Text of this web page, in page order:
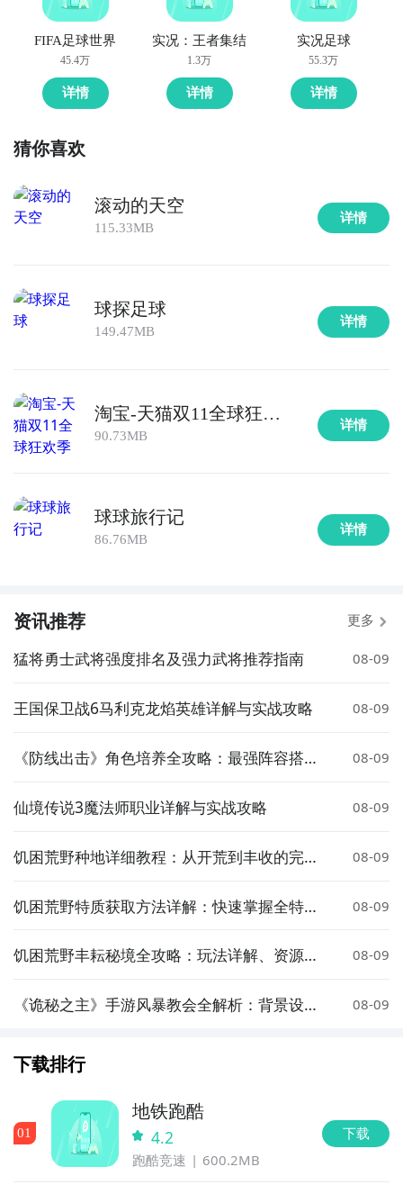
连GD都在玩的游戏APP
FIFA足球世界
45.4万
详情
实况：王者集结
1.3万
详情
实况足球
55.3万
详情
猜你喜欢
滚动的天空
115.33MB
详情
球探足球
149.47MB
详情
淘宝-天猫双11全球狂欢
季
90.73MB
详情
球球旅行记
86.76MB
详情
资讯推荐 更多
猛将勇士武将强度排名及强力武将推荐指南 08-09
王国保卫战6马利克龙焰英雄详解与实战攻略 08-09
《防线出击》角色培养全攻略：最强阵容搭配
08-09
仙境传说3魔法师职业详解与实战攻略 08-09
饥困荒野种地详细教程：从开荒到丰收的完整
08-09
饥困荒野特质获取方法详解：快速掌握全特质
08-09
饥困荒野丰耘秘境全攻略：玩法详解、资源分
08-09
《诡秘之主》手游风暴教会全解析：背景设
08-09
下载排行
01
地铁跑酷
4.2
跑酷竞速 600.2MB
下载